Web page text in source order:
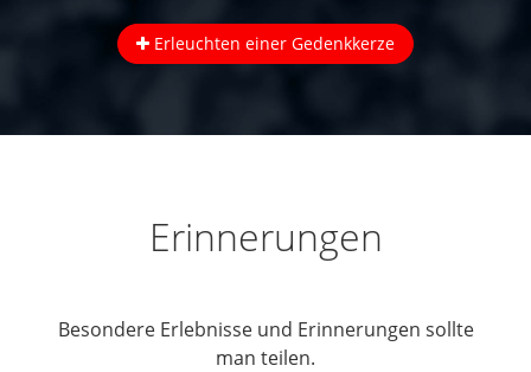
Erleuchten einer Gedenkkerze
Erinnerungen
Besondere Erlebnisse und Erinnerungen sollte
man teilen.